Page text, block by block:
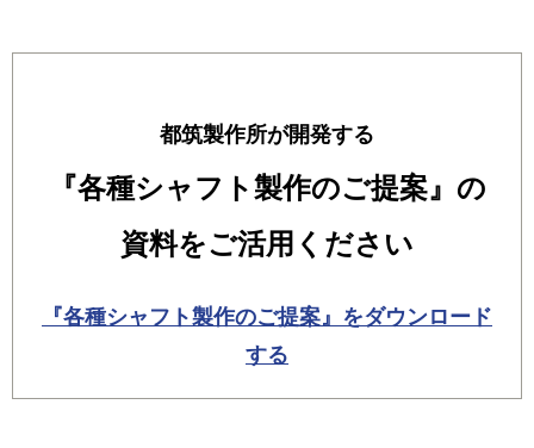
都筑製作所が開発する
『各種シャフト製作のご提案』の
資料をご活用ください
『各種シャフト製作のご提案』をダウンロード
する